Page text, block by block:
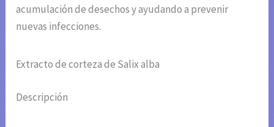
acumulación de desechos y ayudando a prevenir
nuevas infecciones.
Extracto de corteza de Salix alba
Descripción